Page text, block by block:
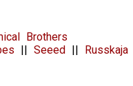
Brothers
||Seeed || Russkaja